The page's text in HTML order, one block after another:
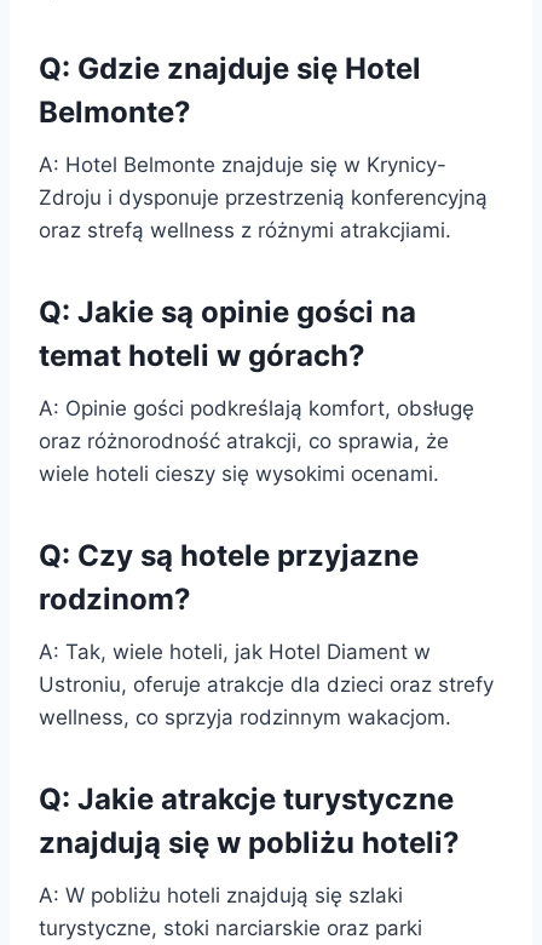
Q: Gdzie znajduje się Hotel
Belmonte?
A: Hotel Belmonte znajduje się w Krynicy-
Zdroju i dysponuje przestrzenią konferencyjną
oraz strefą wellness z różnymi atrakcjiami.
Q: Jakie są opinie gości na
temat hoteli w górach?
A: Opinie gości podkreślają komfort, obsługę
oraz różnorodność atrakcji, co sprawia, że
wiele hoteli cieszy się wysokimi ocenami.
Q: Czy są hotele przyjazne
rodzinom?
A: Tak, wiele hoteli, jak Hotel Diament w
Ustroniu, oferuje atrakcje dla dzieci oraz strefy
wellness, co sprzyja rodzinnym wakacjom.
Q: Jakie atrakcje turystyczne
znajdują się w pobliżu hoteli?
A: W pobliżu hoteli znajdują się szlaki
turystyczne, stoki narciarskie oraz parki